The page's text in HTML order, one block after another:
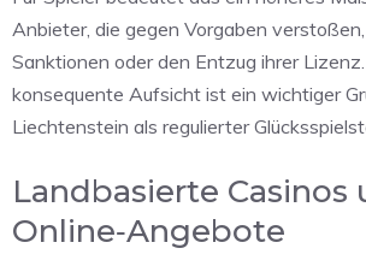
Anbieter, die gegen Vorgaben
Sanktionen oder den Entzug ihrer
konsequente Aufsicht ist ein wichtiger
Liechtenstein als regulierter
Landbasierte Casinos
Online‑Angebote